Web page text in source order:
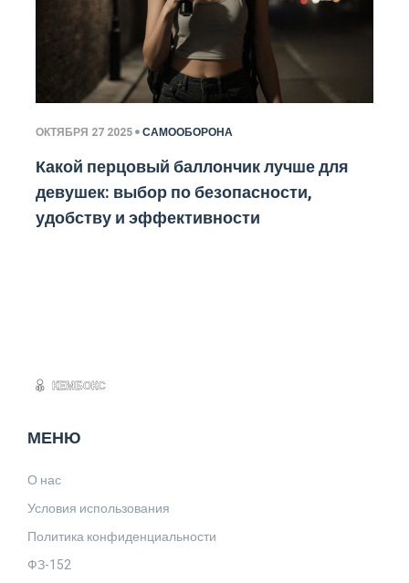
ОКТЯБРЯ 27 2025 САМООБОРОНА
Какой перцовый баллончик лучше для
девушек: выбор по безопасности,
удобству и эффективности
МЕНЮ
О нас
Условия использования
Политика конфиденциальности
ФЗ-152